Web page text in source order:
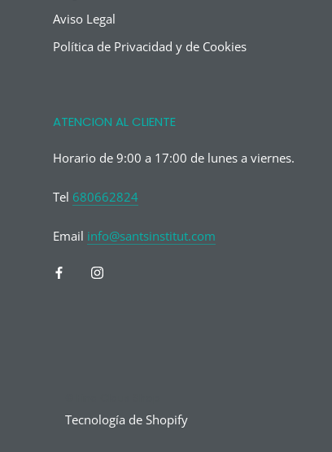
Aviso Legal
Política de Privacidad y de Cookies
ATENCION AL CLIENTE
Horario de 9:00 a 17:00 de lunes a viernes.
Tel 680662824
Email info@santsinstitut.com
Tecnología de Shopify